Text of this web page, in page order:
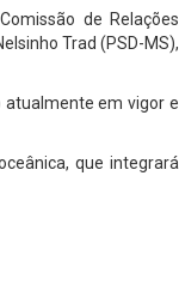
de Relações
Trad (PSD-MS),
atualmente em vigor e
que integrará